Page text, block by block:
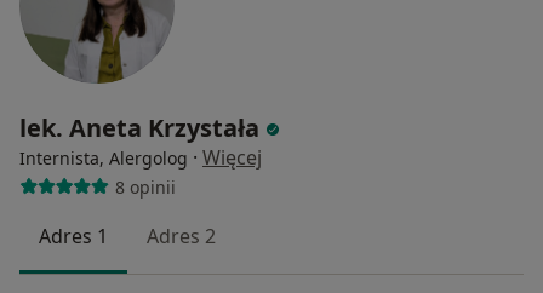
lek. Aneta Krzystała
Internista, Alergolog · Więcej
8 opinii
Adres 1 Adres 2